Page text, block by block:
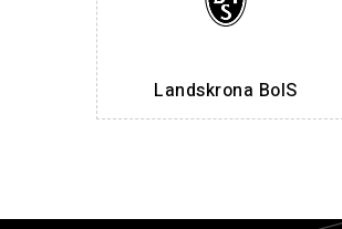
Landskrona BoIS